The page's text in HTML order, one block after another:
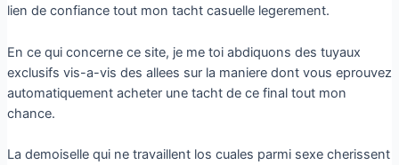
lien de confiance tout mon tacht casuelle legerement.
En ce qui concerne ce site, je me toi abdiquons des tuyaux
exclusifs vis-a-vis des allees sur la maniere dont vous eprouvez
automatiquement acheter une tacht de ce final tout mon
chance.
La demoiselle qui ne travaillent los cuales parmi sexe cherissent